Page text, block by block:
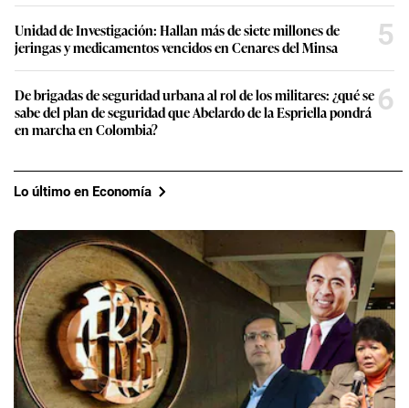
Unidad de Investigación: Hallan más de siete millones de
jeringas y medicamentos vencidos en Cenares del Minsa
5
De brigadas de seguridad urbana al rol de los militares: ¿qué se
sabe del plan de seguridad que Abelardo de la Espriella pondrá
en marcha en Colombia?
6
Lo último en Economía